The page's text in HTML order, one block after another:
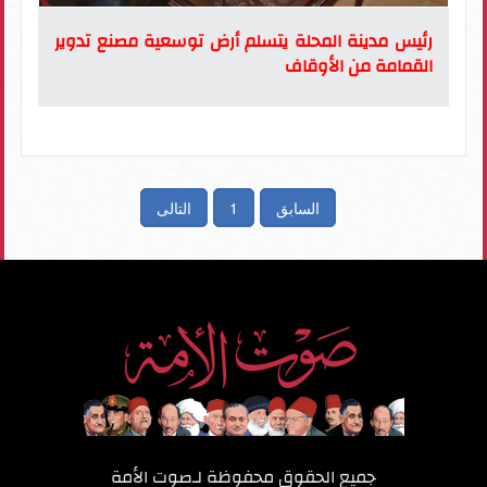
رئيس مدينة المحلة يتسلم أرض توسعية مصنع تدوير
القمامة من الأوقاف
السابق 1 التالى
جميع الحقوق محفوظة لـصوت الأمة